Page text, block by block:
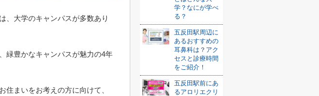
、大学のキャンパスが多数あり
緑豊かなキャンパスが魅力の4年
住まいをお考えの方に向けて、
学？なにが学べ
る？
五反田駅周辺に
あるおすすめの
耳鼻科は？アク
セスと診療時間
をご紹介！
五反田駅前にあ
るアロリエクリ